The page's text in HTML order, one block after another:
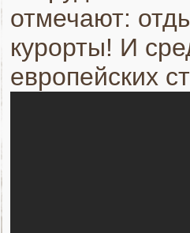
отмечают:
курорты! И
европейских